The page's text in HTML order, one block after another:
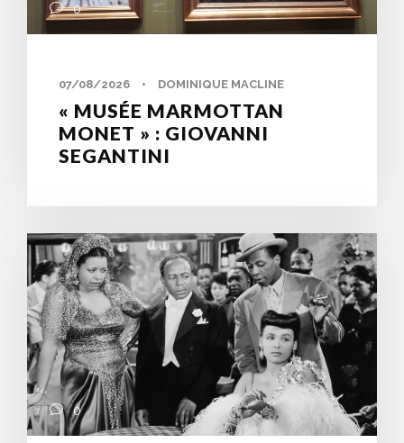
0
07/08/2026 • DOMINIQUE MACLINE
« MUSÉE MARMOTTAN
MONET » : GIOVANNI
SEGANTINI
0